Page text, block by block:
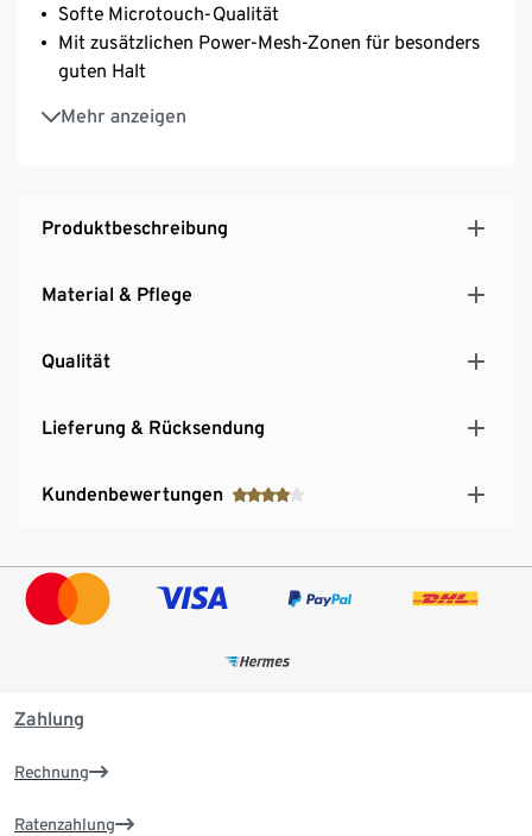
Softe Microtouch-Qualität
Mit zusätzlichen Power-Mesh-Zonen für besonders
guten Halt
Mehr anzeigen
Mit hochwertigem Markenelasthan für
Langlebigkeit und hohe Waschbeständigkeit
Produktbeschreibung
Material & Pflege
Qualität
Lieferung & Rücksendung
Kundenbewertungen
Zahlung
Rechnung
Ratenzahlung